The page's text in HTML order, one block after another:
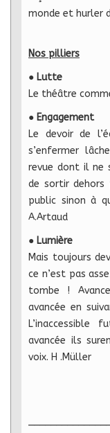
monde et hurler
Nos pilliers
● Lutte
Le théâtre
● Engagement
Le devoir de
s’enfermer
revue dont il ne
de sortir dehors
public sinon à
A.Artaud
● Lumière
Mais toujours
ce n’est pas
tombe !
avancée en
avancée ils
voix. H​ .Müller